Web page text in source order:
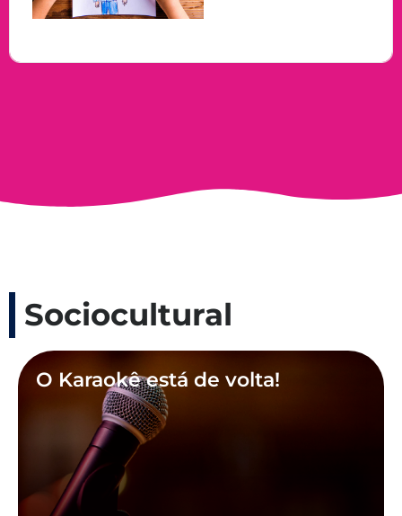
Sociocultural
O Karaokê está de volta!